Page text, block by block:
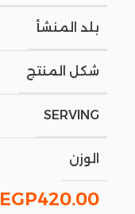
بلد المنشأ
شكل المنتج
SERVING
الوزن
EGP420.00